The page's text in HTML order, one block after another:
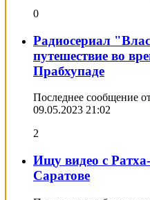
0
Радиосериал
путешествие во
Прабхупаде
Последнее сообщение
09.05.2023 21:02
2
Ищу видео с
Саратове